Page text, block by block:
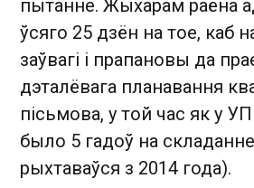
пытанне. Жыхарам раёна
ўсяго 25 дзён на тое, каб
заўвагі і прапановы да
дэталёвага планавання
пісьмова, у той час як у
было 5 гадоў на
рыхтаваўся з 2014 года).